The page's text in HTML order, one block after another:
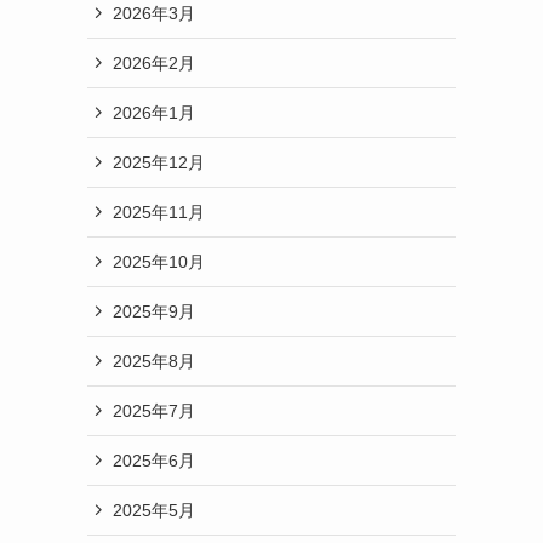
2026年3月
2026年2月
2026年1月
2025年12月
2025年11月
2025年10月
2025年9月
2025年8月
2025年7月
2025年6月
2025年5月